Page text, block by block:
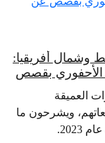
وشمال أفريقيا:
الأحفوري بقصص
العميقة
ويشرحون ما